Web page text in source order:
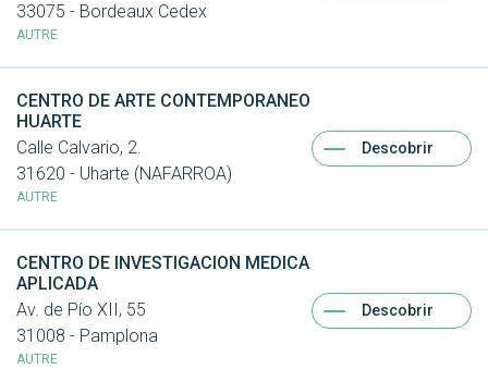
33075 - Bordeaux Cedex
AUTRE
CENTRO DE ARTE CONTEMPORANEO
HUARTE
Calle Calvario, 2.
31620 - Uharte (NAFARROA)
AUTRE
Descobrir
CENTRO DE INVESTIGACION MEDICA
APLICADA
Av. de Pío XII, 55
31008 - Pamplona
AUTRE
Descobrir